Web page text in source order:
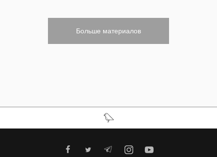
Больше материалов